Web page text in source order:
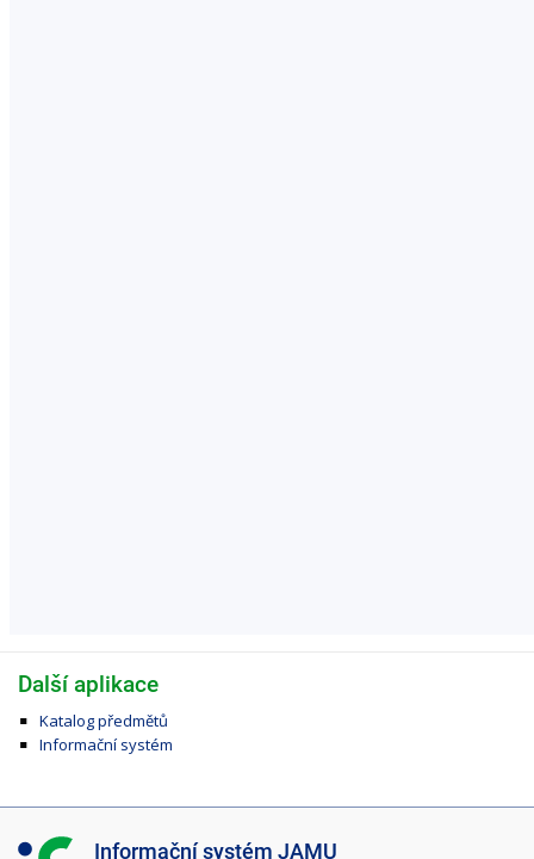
Další aplikace
Katalog předmětů
Informační systém
I Informační systém JAMU